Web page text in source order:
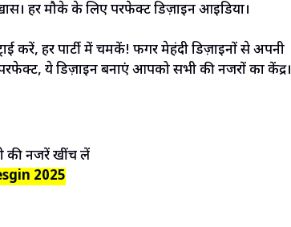
हर मौके के लिए परफेक्ट डिज़ाइन आइडिया।
करें, हर पार्टी में चमकें! फिंगर मेहंदी डिज़ाइनों से अपनी
परफेक्ट, ये डिज़ाइन बनाएं आपको सभी की नजरों का केंद्र।
2025